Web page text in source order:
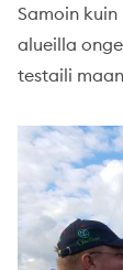
Samoin
alueilla
testaili